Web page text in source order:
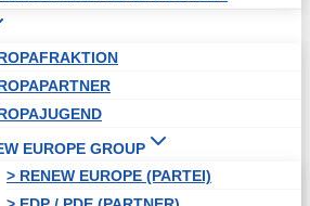
EUROPE GROUP
> RENEW EUROPE (PARTEI)